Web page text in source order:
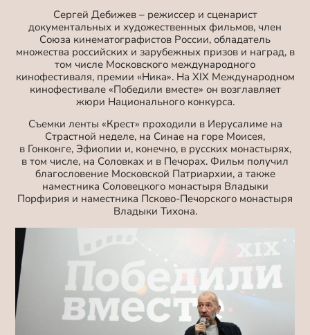
Сергей Дебижев – режиссер и сценарист
документальных и художественных фильмов, член
Союза кинематографистов России, обладатель
множества российских и зарубежных призов и наград, в
том числе Московского международного
кинофестиваля, премии «Ника». На XIX Международном
кинофестивале «Победили вместе» он возглавляет
жюри Национального конкурса.
Съемки ленты «Крест» проходили в Иерусалиме на
Страстной неделе, на Синае на горе Моисея,
в Гонконге, Эфиопии и, конечно, в русских монастырях,
в том числе, на Соловках и в Печорах. Фильм получил
благословение Московской Патриархии, а также
наместника Соловецкого монастыря Владыки
Порфирия и наместника Псково-Печорского монастыря
Владыки Тихона.